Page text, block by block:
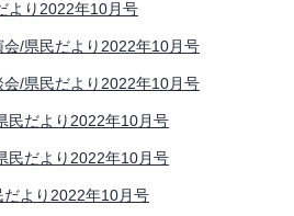
より2022年10月号
/県民だより2022年10月号
/県民だより2022年10月号
民だより2022年10月号
民だより2022年10月号
より2022年10月号